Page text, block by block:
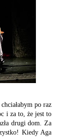
po raz
i za to, że jest to
drugi dom. Za
Kiedy Aga